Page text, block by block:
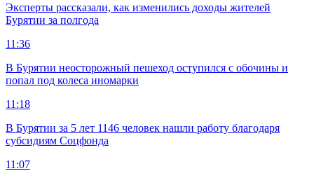
Эксперты рассказали, как изменились доходы жителей
Бурятии за полгода
11:36
В Бурятии неосторожный пешеход оступился с обочины и
попал под колеса иномарки
11:18
В Бурятии за 5 лет 1146 человек нашли работу благодаря
субсидиям Соцфонда
11:07